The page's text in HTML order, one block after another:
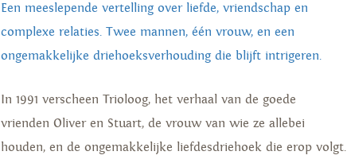
Een meeslepende vertelling over liefde, vriendschap en
complexe relaties. Twee mannen, één vrouw, en een
ongemakkelijke driehoeksverhouding die blijft intrigeren.
In 1991 verscheen Trioloog, het verhaal van de goede
vrienden Oliver en Stuart, de vrouw van wie ze allebei
houden, en de ongemakkelijke liefdesdriehoek die erop volgt.